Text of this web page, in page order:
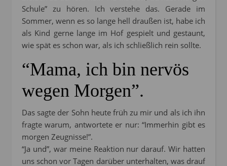
Schule” zu hören. Ich verstehe das. Gerade im
Sommer, wenn es so lange hell draußen ist, habe ich
als Kind gerne lange im Hof gespielt und gestaunt,
wie spät es schon war, als ich schließlich rein sollte.
“Mama, ich bin nervös
wegen Morgen”.
Das sagte der Sohn heute früh zu mir und als ich ihn
fragte warum, antwortete er nur: “Immerhin gibt es
morgen Zeugnisse!”.
“Ja und”, war meine Reaktion nur darauf. Wir hatten
uns schon vor Tagen darüber unterhalten, was drauf